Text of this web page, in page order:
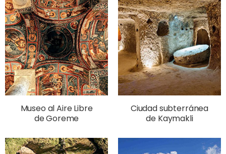
Museo al Aire Libre
de Goreme
Ciudad subterránea
de Kaymakli